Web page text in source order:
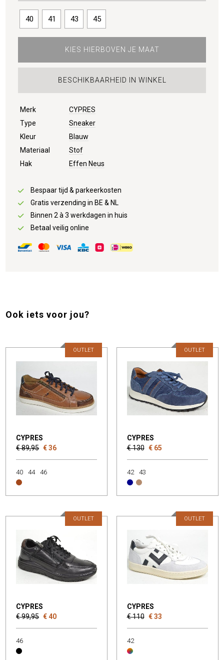
40 41 43 45
KIES HIERBOVEN JE MAAT
BESCHIKBAARHEID IN WINKEL
Merk
CYPRES
Type
Sneaker
Kleur
Blauw
Materiaal
Stof
Hak
Effen Neus
Bespaar tijd & parkeerkosten
Gratis verzending in BE & NL
Binnen 2 à 3 werkdagen in huis
Betaal veilig online
Ook iets voor jou?
CYPRES
€ 89,95 € 36
OUTLET
40 44 46
CYPRES
€ 130 € 65
OUTLET
42 43
CYPRES
€ 99,95 € 40
OUTLET
46
CYPRES
€ 110 € 33
OUTLET
42